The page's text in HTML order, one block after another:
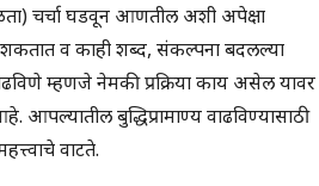
चर्चा घडवून आणतील अशी अपेक्षा
व काही शब्द, संकल्पना बदलल्या
म्हणजे नेमकी प्रक्रिया काय असेल यावर
बुद्धिप्रामाण्य वाढविण्यासाठी
वाटते.